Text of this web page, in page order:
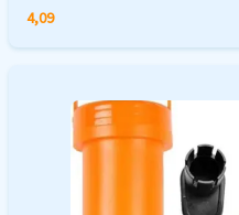
4,09